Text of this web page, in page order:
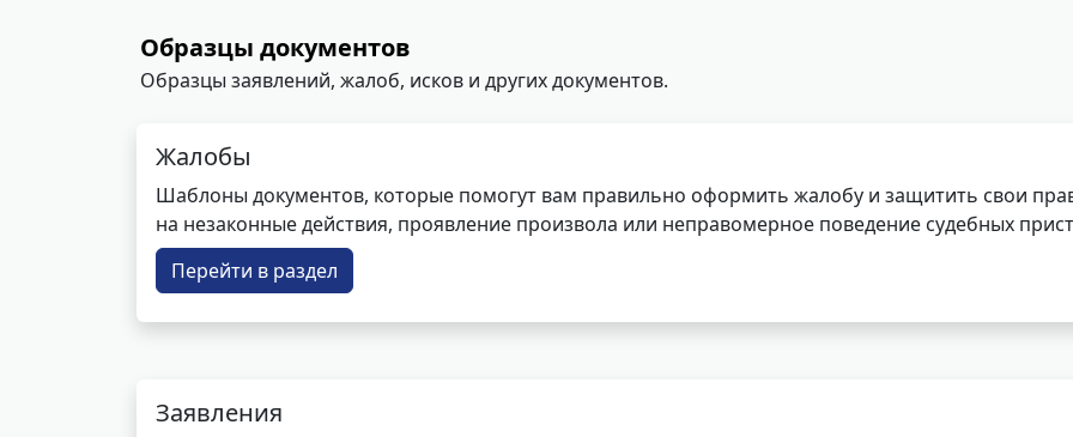
Образцы документов
Образцы заявлений, жалоб, исков и других документов.
Жалобы
Шаблоны документов, которые помогут вам правильно оформить жалобу и защитить свои
на незаконные действия, проявление произвола или неправомерное поведение судебных
Перейти в раздел
Заявления